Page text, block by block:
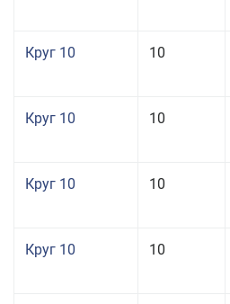
Круг 10 10
Круг 10 10
Круг 10 10
Круг 10 10